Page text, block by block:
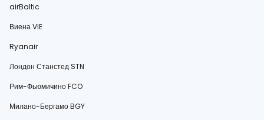
airBaltic
Виена VIE
Ryanair
Лондон Станстед STN
Рим-Фьюмичино FCO
Милано-Бергамо BGY